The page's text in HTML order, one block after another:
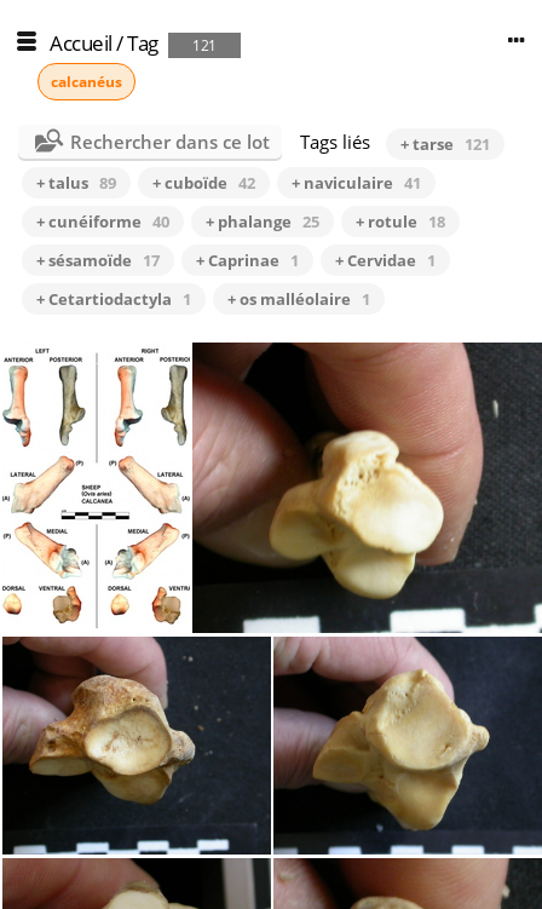
Accueil/Tag
121
calcanéus
Rechercher dans ce lot Tags liés + tarse
121
+ talus 89 + cuboïde 42 + naviculaire 41
+ cunéiforme 40 + phalange 25 + rotule
18
+ sésamoïde
17 + Caprinae 1 + Cervidae
1
+ Cetartiodactyla
1 + os malléolaire 1